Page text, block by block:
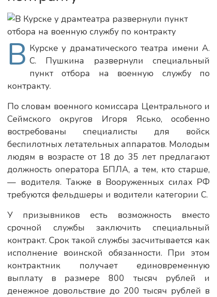
В Курске у драматического театра имени А.
С. Пушкина развернули специальный
пункт отбора на военную службу по
контракту.
По словам военного комиссара Центрального и
Сеймского округов Игоря Ясько, особенно
востребованы специалисты для войск
беспилотных летательных аппаратов. Молодым
людям в возрасте от 18 до 35 лет предлагают
должность оператора БПЛА, а тем, кто старше,
— водителя. Также в Вооруженных силах РФ
требуются фельдшеры и водители категории С.
У призывников есть возможность вместо
срочной службы заключить специальный
контракт. Срок такой службы засчитывается как
исполнение воинской обязанности. При этом
контрактник получает единовременную
выплату в размере 800 тысяч рублей и
денежное довольствие до 200 тысяч рублей в